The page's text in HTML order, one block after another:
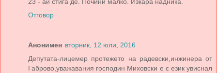
Отговор
Анонимен вторник, 12 юли, 2016
Депутата-лицемер протежето на радевски,инжинера от
Габрово,уважавания господин Миховски е с език увиснал